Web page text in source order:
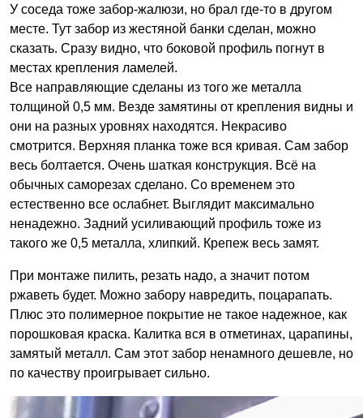
У соседа тоже забор-жалюзи, но брал где-то в другом
месте. Тут забор из жестяной банки сделан, можно
сказать. Сразу видно, что боковой профиль погнут в
местах крепления ламелей.
Все направляющие сделаны из того же металла
толщиной 0,5 мм. Везде замятины от крепления видны и
они на разных уровнях находятся. Некрасиво
смотрится. Верхняя планка тоже вся кривая. Сам забор
весь болтается. Очень шаткая конструкция. Всё на
обычных саморезах сделано. Со временем это
естественно все ослабнет. Выглядит максимально
ненадежно. Задний усиливающий профиль тоже из
такого же 0,5 металла, хлипкий. Крепеж весь замят.
При монтаже пилить, резать надо, а значит потом
ржаветь будет. Можно забору навредить, поцарапать.
Плюс это полимерное покрытие не такое надежное, как
порошковая краска. Калитка вся в отметинах, царапины,
замятый металл. Сам этот забор ненамного дешевле, но
по качеству проигрывает сильно.